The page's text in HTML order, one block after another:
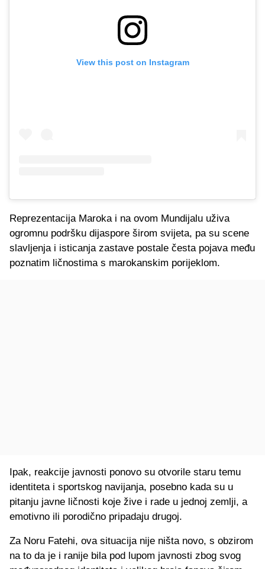
View this post on Instagram
Reprezentacija Maroka i na ovom Mundijalu uživa
ogromnu podršku dijaspore širom svijeta, pa su scene
slavljenja i isticanja zastave postale česta pojava među
poznatim ličnostima s marokanskim porijeklom.
Ipak, reakcije javnosti ponovo su otvorile staru temu
identiteta i sportskog navijanja, posebno kada su u
pitanju javne ličnosti koje žive i rade u jednoj zemlji, a
emotivno ili porodično pripadaju drugoj.
Za Noru Fatehi, ova situacija nije ništa novo, s obzirom
na to da je i ranije bila pod lupom javnosti zbog svog